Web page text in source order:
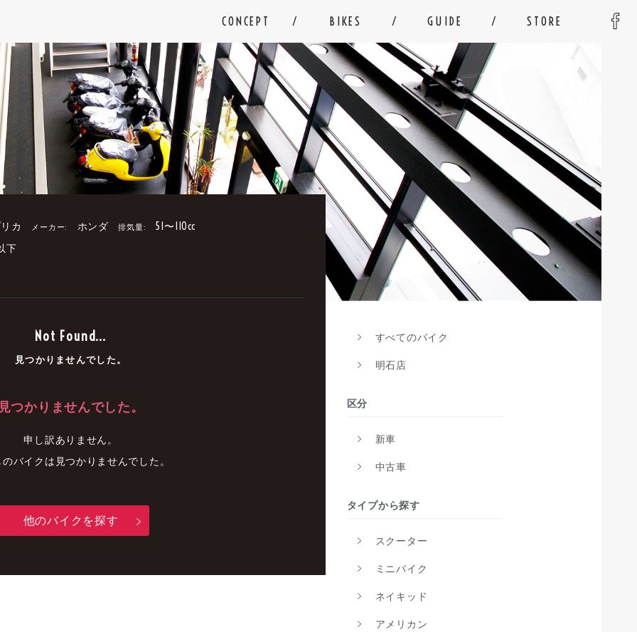
CONCEPT BIKES GUIDE STORE
カ メーカー: ホンダ 排気量: 51〜110cc
下
Not Found...
見つかりませんでした。
見つかりませんでした。
申し訳ありません。
バイクは見つかりませんでした。
他のバイクを探す
すべてのバイク
明石店
区分
新車
中古車
タイプから探す
スクーター
ミニバイク
ネイキッド
アメリカン
中古車